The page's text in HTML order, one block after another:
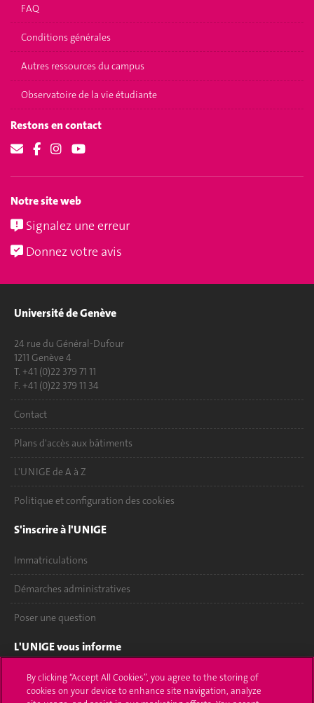
FAQ
Conditions générales
Autres ressources du campus
Observatoire de la vie étudiante
Restons en contact
Notre site web
Signalez une erreur
Donnez votre avis
Université de Genève
24 rue du Général-Dufour
1211 Genève 4
T. +41 (0)22 379 71 11
F. +41 (0)22 379 11 34
Contact
Plans d'accès aux bâtiments
L'UNIGE de A à Z
Politique et configuration des cookies
S'inscrire à l'UNIGE
Immatriculations
Démarches administratives
Poser une question
L'UNIGE vous informe
UNIGE Mobile
By clicking “Accept All Cookies”, you agree to the storing of
cookies on your device to enhance site navigation, analyze